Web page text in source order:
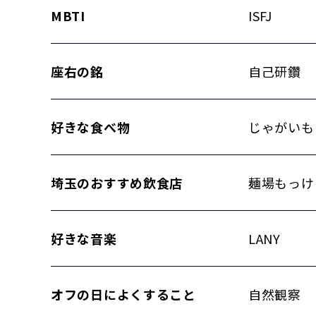
MBTI ISFJ
座右の銘 自己研鑽
好きな食べ物 じゃがいも
埼玉のおすすめ飲食店 麺場もっ
好きな音楽 LANY
オフの日によくすること 自然観察